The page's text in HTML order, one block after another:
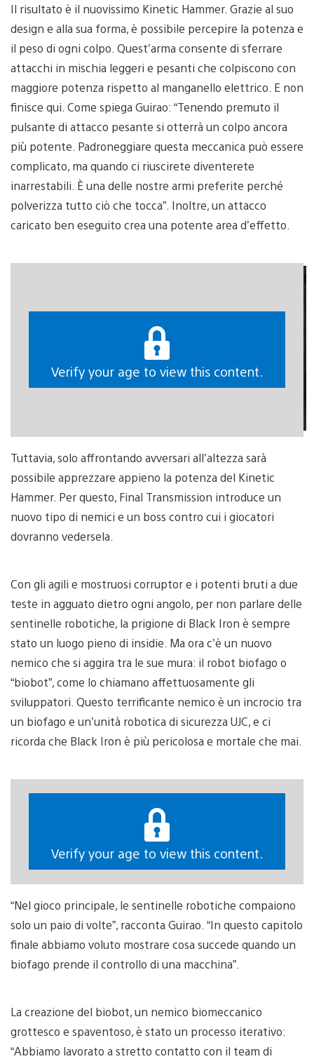
Il risultato è il nuovissimo Kinetic Hammer. Grazie al suo
design e alla sua forma, è possibile percepire la potenza e
il peso di ogni colpo. Quest’arma consente di sferrare
attacchi in mischia leggeri e pesanti che colpiscono con
maggiore potenza rispetto al manganello elettrico. E non
finisce qui. Come spiega Guirao: “Tenendo premuto il
pulsante di attacco pesante si otterrà un colpo ancora
più potente. Padroneggiare questa meccanica può essere
complicato, ma quando ci riuscirete diventerete
inarrestabili. È una delle nostre armi preferite perché
polverizza tutto ciò che tocca”. Inoltre, un attacco
caricato ben eseguito crea una potente area d’effetto.
Verify your age to view this content.
Tuttavia, solo affrontando avversari all’altezza sarà
possibile apprezzare appieno la potenza del Kinetic
Hammer. Per questo, Final Transmission introduce un
nuovo tipo di nemici e un boss contro cui i giocatori
dovranno vedersela.
Con gli agili e mostruosi corruptor e i potenti bruti a due
teste in agguato dietro ogni angolo, per non parlare delle
sentinelle robotiche, la prigione di Black Iron è sempre
stato un luogo pieno di insidie. Ma ora c’è un nuovo
nemico che si aggira tra le sue mura: il robot biofago o
“biobot”, come lo chiamano affettuosamente gli
sviluppatori. Questo terrificante nemico è un incrocio tra
un biofago e un’unità robotica di sicurezza UJC, e ci
ricorda che Black Iron è più pericolosa e mortale che mai.
Verify your age to view this content.
“Nel gioco principale, le sentinelle robotiche compaiono
solo un paio di volte”, racconta Guirao. “In questo capitolo
finale abbiamo voluto mostrare cosa succede quando un
biofago prende il controllo di una macchina”.
La creazione del biobot, un nemico biomeccanico
grottesco e spaventoso, è stato un processo iterativo:
“Abbiamo lavorato a stretto contatto con il team di